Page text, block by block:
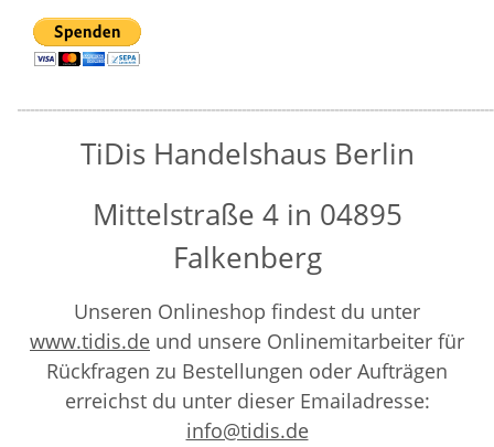
TiDis Handelshaus Berlin
Mittelstraße 4 in 04895
Falkenberg
Unseren Onlineshop findest du unter
www.tidis.de und unsere Onlinemitarbeiter für
Rückfragen zu Bestellungen oder Aufträgen
erreichst du unter dieser Emailadresse:
info@tidis.de